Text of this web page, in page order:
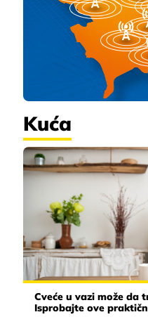
Kuća
Cveće u vazi može da
Isprobajte ove